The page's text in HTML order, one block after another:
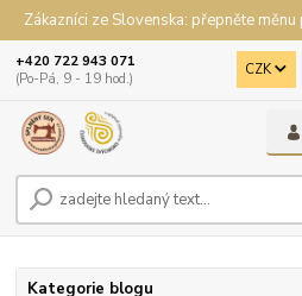
Zákazníci ze Slovenska: přepněte
CZK
+420 722 943 071
(Po-Pá, 9 - 19 hod.)
Kategorie blogu